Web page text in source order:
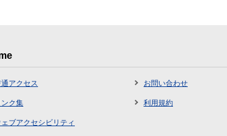
アクセス お問い合わせ
ンク集 利用規約
ェブアクセシビリティ